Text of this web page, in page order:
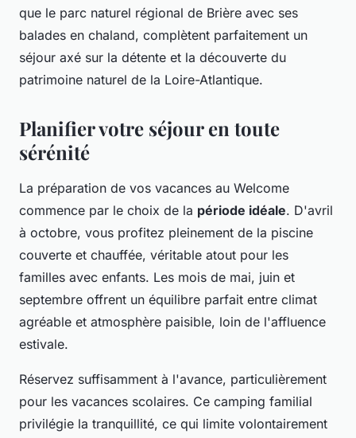
que le parc naturel régional de Brière avec ses
balades en chaland, complètent parfaitement un
séjour axé sur la détente et la découverte du
patrimoine naturel de la Loire-Atlantique.
Planifier votre séjour en toute
sérénité
La préparation de vos vacances au Welcome
commence par le choix de la période idéale. D'avril
à octobre, vous profitez pleinement de la piscine
couverte et chauffée, véritable atout pour les
familles avec enfants. Les mois de mai, juin et
septembre offrent un équilibre parfait entre climat
agréable et atmosphère paisible, loin de l'affluence
estivale.
Réservez suffisamment à l'avance, particulièrement
pour les vacances scolaires. Ce camping familial
privilégie la tranquillité, ce qui limite volontairement